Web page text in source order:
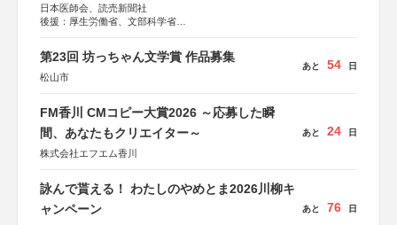
日本医師会、読売新聞社
後援：厚生労働省、文部科学省
しん生命保険株式会社
第23回 坊っちゃん文学賞 作品募集
松山市
あと 54 日
FM香川 CMコピー大賞2026 ～応募した瞬
間、あなたもクリエイター～
株式会社エフエム香川
あと 24 日
詠んで貰える！ わたしのやめとま2026川柳キ
ャンペーン
あと 76 日